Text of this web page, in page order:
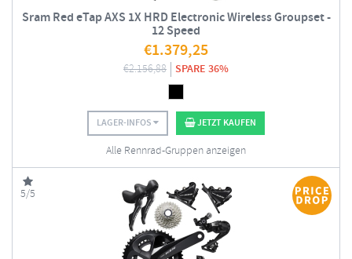
Sram Red eTap AXS 1X HRD Electronic Wireless Groupset -
12 Speed
€1.379,25
€2.156,88 SPARE 36%
LAGER-INFOS JETZT KAUFEN
Alle Rennrad-Gruppen anzeigen
5/5